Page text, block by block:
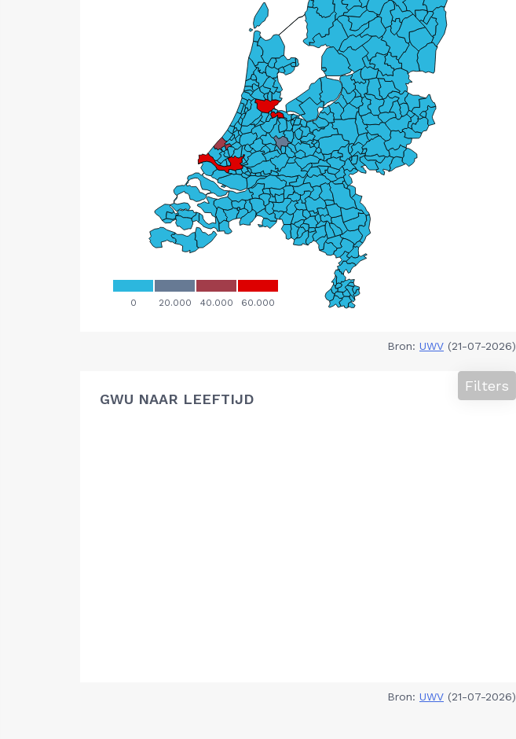
Bron: UWV (21-07-2026)
GWU NAAR LEEFTIJD
Filters
Bron: UWV (21-07-2026)